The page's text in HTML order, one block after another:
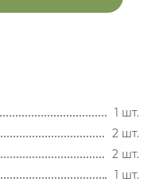
1 шт.
2 шт.
2 шт.
1 шт.